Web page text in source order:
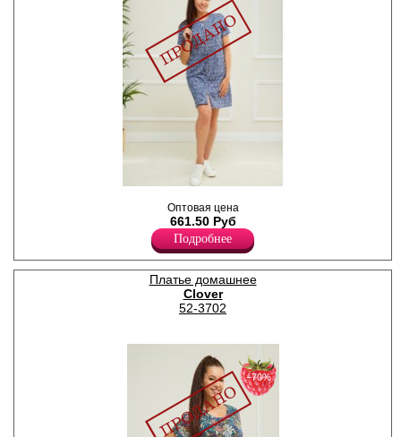
полотна, с короткими
рукавами, округлым вырезом
горловины, центральной
застежкой на молнию.
Хлопок 100%
Оптовая цена
661.50 Руб
Подробнее
Платье домашнее
Clover
52-3702
−70%